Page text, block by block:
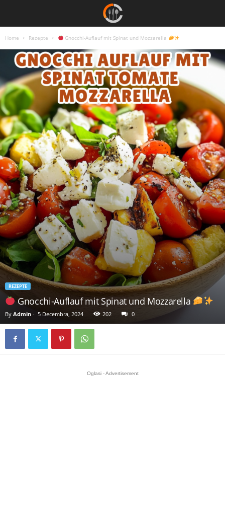
Home Rezepte Gnocchi-Auflauf mit Spinat und Mozzarella
REZEPTE
Gnocchi-Auflauf mit Spinat und Mozzarella
By Admin - 5 Decembra, 2024 202 0
Oglasi - Advertisement